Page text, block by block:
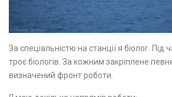
За спеціальністю на станції я біолог. Під
троє біологів. За кожним закріплене
визначений фронт роботи.